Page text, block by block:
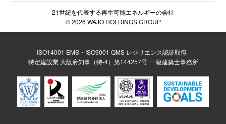
- 高圧太陽光発電所の買取
- 系統用蓄電池の販売
- 再生可能エネルギー用地の販売
- FIP転換と蓄電池の増設
- 発電所のパネル 撤去・解体・処分
- 低圧蓄電池の導入
- 収益性が高い系統用蓄電池
- 仲介業者を挟まない買取販売直売店
- 高圧太陽光発電所の一括査定
- FIT投資なら太陽光発電
- 今から始める太陽光投資
- 太陽光発電所の売却査定
- 太陽光発電所のかんたん査定
21世紀を代表する再生可能エネルギーの会社
© 2026 WAJO HOLDINGS GROUP
ISO14001 EMS・ISO9001 QMS レジリエンス認証取得
特定建設業 大阪府知事（特-4）第144257号 一級建築士事務所